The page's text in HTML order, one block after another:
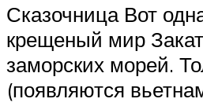
Сказочница Вот
крещеный мир
заморских морей.
(появляются